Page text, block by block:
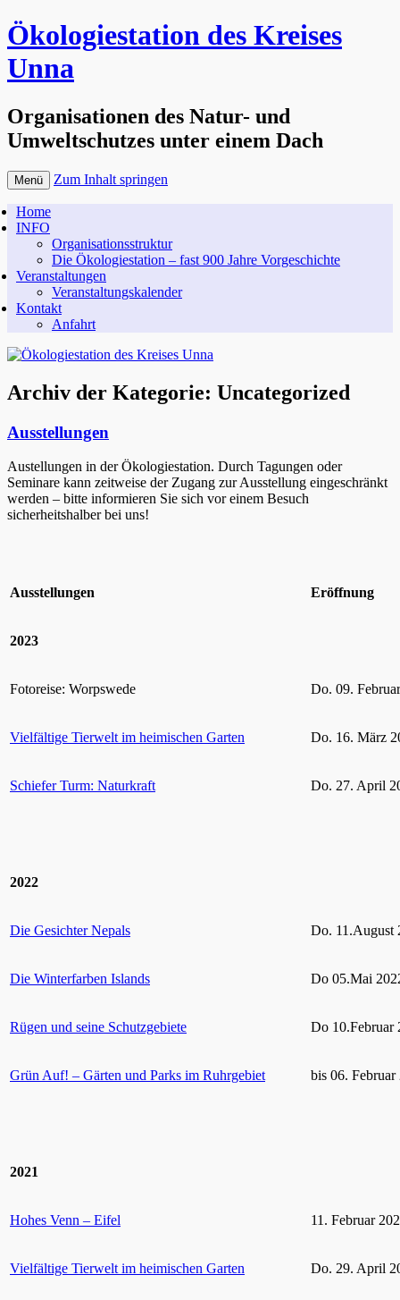
Ökologiestation des Kreises
Unna
Organisationen des Natur- und
Umweltschutzes unter einem Dach
Menü Zum Inhalt springen
Home
INFO
Organisationsstruktur
Die Ökologiestation – fast 900 Jahre Vorgeschichte
Veranstaltungen
Veranstaltungskalender
Kontakt
Anfahrt
Archiv der Kategorie: Uncategorized
Ausstellungen
Austellungen in der Ökologiestation. Durch Tagungen oder
Seminare kann zeitweise der Zugang zur Ausstellung eingeschränkt
werden – bitte informieren Sie sich vor einem Besuch
sicherheitshalber bei uns!
Ausstellungen Eröffnung
2023
Fotoreise: Worpswede Do. 09.
Vielfältige Tierwelt im heimischen Garten Do. 16. März
Schiefer Turm: Naturkraft Do. 27. April
2022
Die Gesichter Nepals Do. 11.August
Die Winterfarben Islands Do 05.Mai
Rügen und seine Schutzgebiete Do 10.Februar
Grün Auf! – Gärten und Parks im Ruhrgebiet bis 06. Februar
2021
Hohes Venn – Eifel 11. Februar
Vielfältige Tierwelt im heimischen Garten Do. 29. April